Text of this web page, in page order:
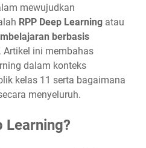
mewujudkan
RPP Deep Learning atau
berbasis
. Artikel ini membahas
dalam konteks
kelas 11 serta bagaimana
menyeluruh.
Learning?